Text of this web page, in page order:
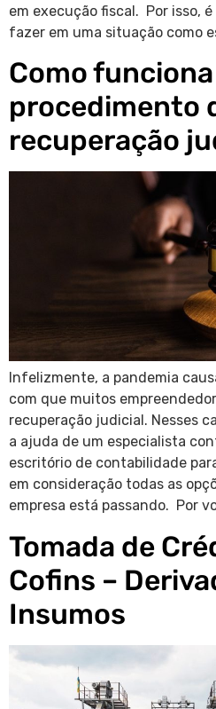
em execução fiscal. Por isso,
fazer em uma situação como
Como
procedimento
recuperação
Infelizmente, a pandemia
com que muitos
recuperação judicial. Nesses
a ajuda de um especialista
escritório de contabilidade
em consideração todas as
empresa está passando. Por
Tomada de
Cofins –
Insumos